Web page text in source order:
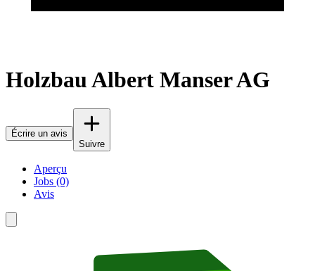
Holzbau Albert Manser AG
Écrire un avis
Suivre
Aperçu
Jobs (0)
Avis